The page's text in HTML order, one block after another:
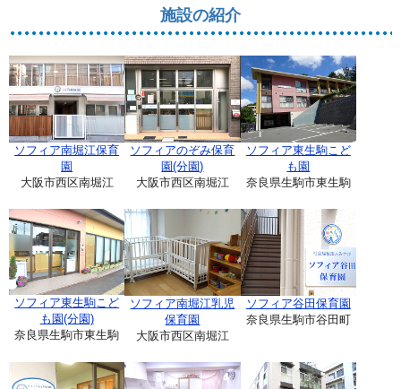
施設の紹介
ソフィア南堀江保育
園
大阪市西区南堀江
ソフィアのぞみ保育
園(分園)
大阪市西区南堀江
ソフィア東生駒こど
も園
奈良県生駒市東生駒
ソフィア東生駒こど
も園(分園)
奈良県生駒市東生駒
ソフィア南堀江乳児
保育園
大阪市西区南堀江
ソフィア谷田保育園
奈良県生駒市谷田町